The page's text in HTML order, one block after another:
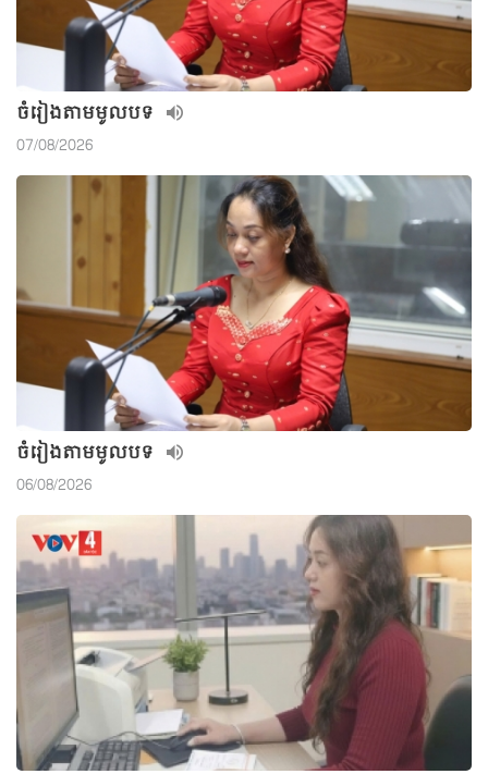
ចំរៀងតាមមូលបទ
07/08/2026
ចំរៀងតាមមូលបទ
06/08/2026